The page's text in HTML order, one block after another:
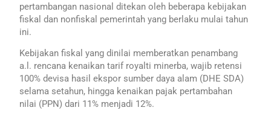
pertambangan nasional ditekan oleh beberapa kebijakan
fiskal dan nonfiskal pemerintah yang berlaku mulai tahun
ini.
Kebijakan fiskal yang dinilai memberatkan penambang
a.l. rencana kenaikan tarif royalti minerba, wajib retensi
100% devisa hasil ekspor sumber daya alam (DHE SDA)
selama setahun, hingga kenaikan pajak pertambahan
nilai (PPN) dari 11% menjadi 12%.